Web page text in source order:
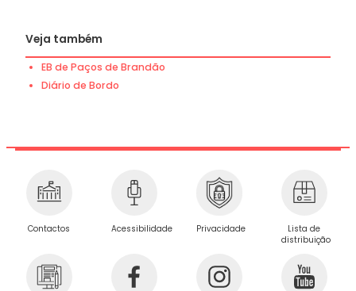
Veja também
EB de Paços de Brandão
Diário de Bordo
Contactos Acessibilidade Privacidade
Lista de
distribuição